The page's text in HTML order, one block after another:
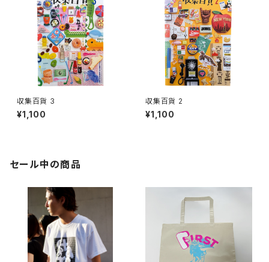
収集百貨 3
¥1,100
収集百貨 2
¥1,100
セール中の商品